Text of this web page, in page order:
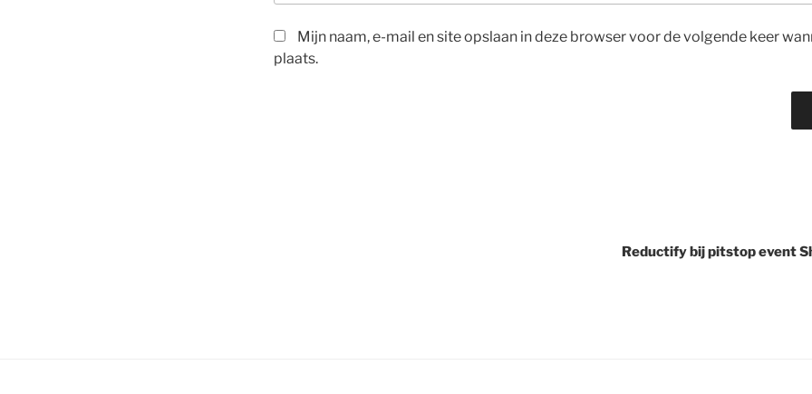
Mijn naam, e-mail en site opslaan in deze browser voor de volgende keer
plaats.
Reductify bij pitstop event